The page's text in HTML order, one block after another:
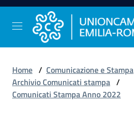
Vai al contenuto
Vai alla navigazione
Vai al footer
Comunicazione
e
Home / Comunicazione e Stampa
Archivio Comunicati stampa /
Comunicati Stampa Anno 2022